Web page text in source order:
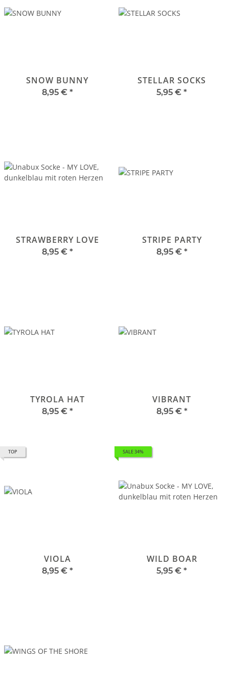
SNOW BUNNY
8,95 € *
STELLAR SOCKS
5,95 € *
STRAWBERRY LOVE
8,95 € *
STRIPE PARTY
8,95 € *
TYROLA HAT
8,95 € *
VIBRANT
8,95 € *
TOP
VIOLA
8,95 € *
SALE 34%
WILD BOAR
5,95 € *